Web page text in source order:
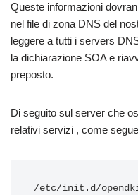
Queste informazioni
nel file di zona DNS del
leggere a tutti i servers
la dichiarazione SOA e
preposto.
Di seguito sul server che
relativi servizi , come segue
/etc/init.d/